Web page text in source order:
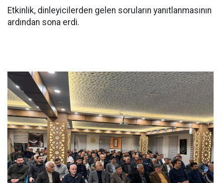
Etkinlik, dinleyicilerden gelen soruların yanıtlanmasının
ardından sona erdi.